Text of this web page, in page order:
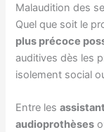
Malaudition des
Quel que soit le
plus précoce
auditives dès les
isolement social
Entre les
audioprothèses